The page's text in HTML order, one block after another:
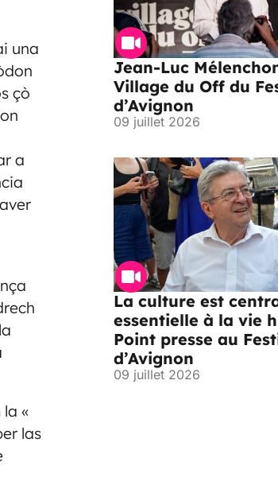
una
çò
a
«
las
Jean-Luc
Village du Off du
d’Avignon
09 juillet 2026
La culture est
essentielle à la vie
Point presse au
d’Avignon
09 juillet 2026